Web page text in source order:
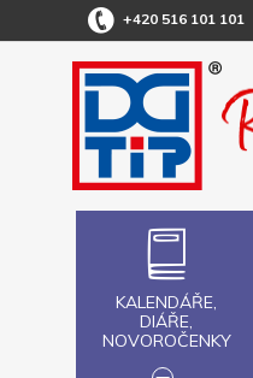
+420 516 101 101
KALENDÁŘE,
DIÁŘE,
NOVOROČENKY